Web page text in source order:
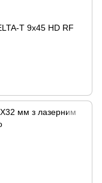
T 9x45 HD RF